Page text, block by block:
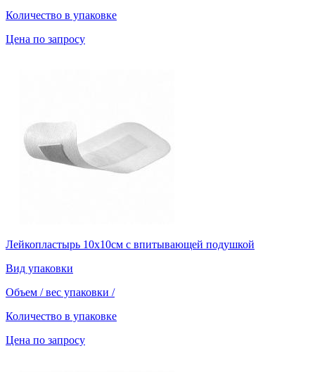
Количество в упаковке
Цена по запросу
Лейкопластырь 10х10см с впитывающей подушкой
Вид упаковки
Объем / вес упаковки /
Количество в упаковке
Цена по запросу